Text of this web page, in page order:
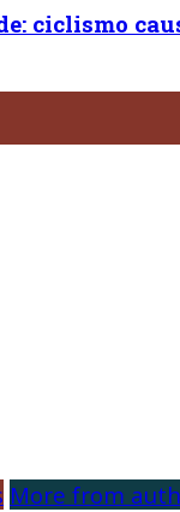
ciclismo
More from